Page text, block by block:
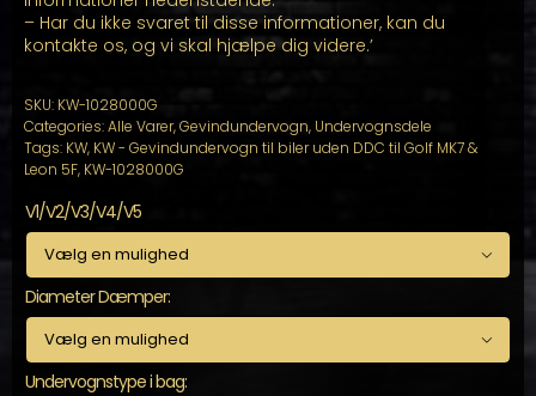
– Har du ikke svaret til disse informationer, kan du
kontakte os, og vi skal hjælpe dig videre.’
SKU: KW-1028000G
Categories:Alle Varer,Gevindundervogn, Undervognsdele
Tags: KW, KW - Gevindundervogn til biler uden DDC til Golf MK7 &
Leon 5F, KW-1028000G
V1/V2/V3/V4/V5

Diameter Dæmper:

Undervognstype i bag: